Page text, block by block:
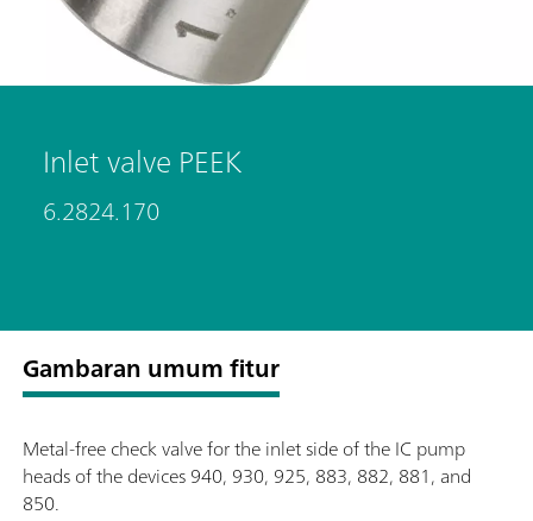
Inlet valve PEEK
6.2824.170
Gambaran umum fitur
Metal-free check valve for the inlet side of the IC pump
heads of the devices 940, 930, 925, 883, 882, 881, and
850.